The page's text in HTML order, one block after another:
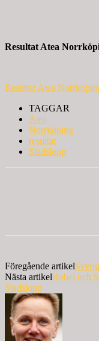
Resultat Atea
Resultat Atea
TAGGAR
Atea
Norrköping
resultat
Stadslopp
Föregående artikel
Nästa artikelRobel och
Stadslopp